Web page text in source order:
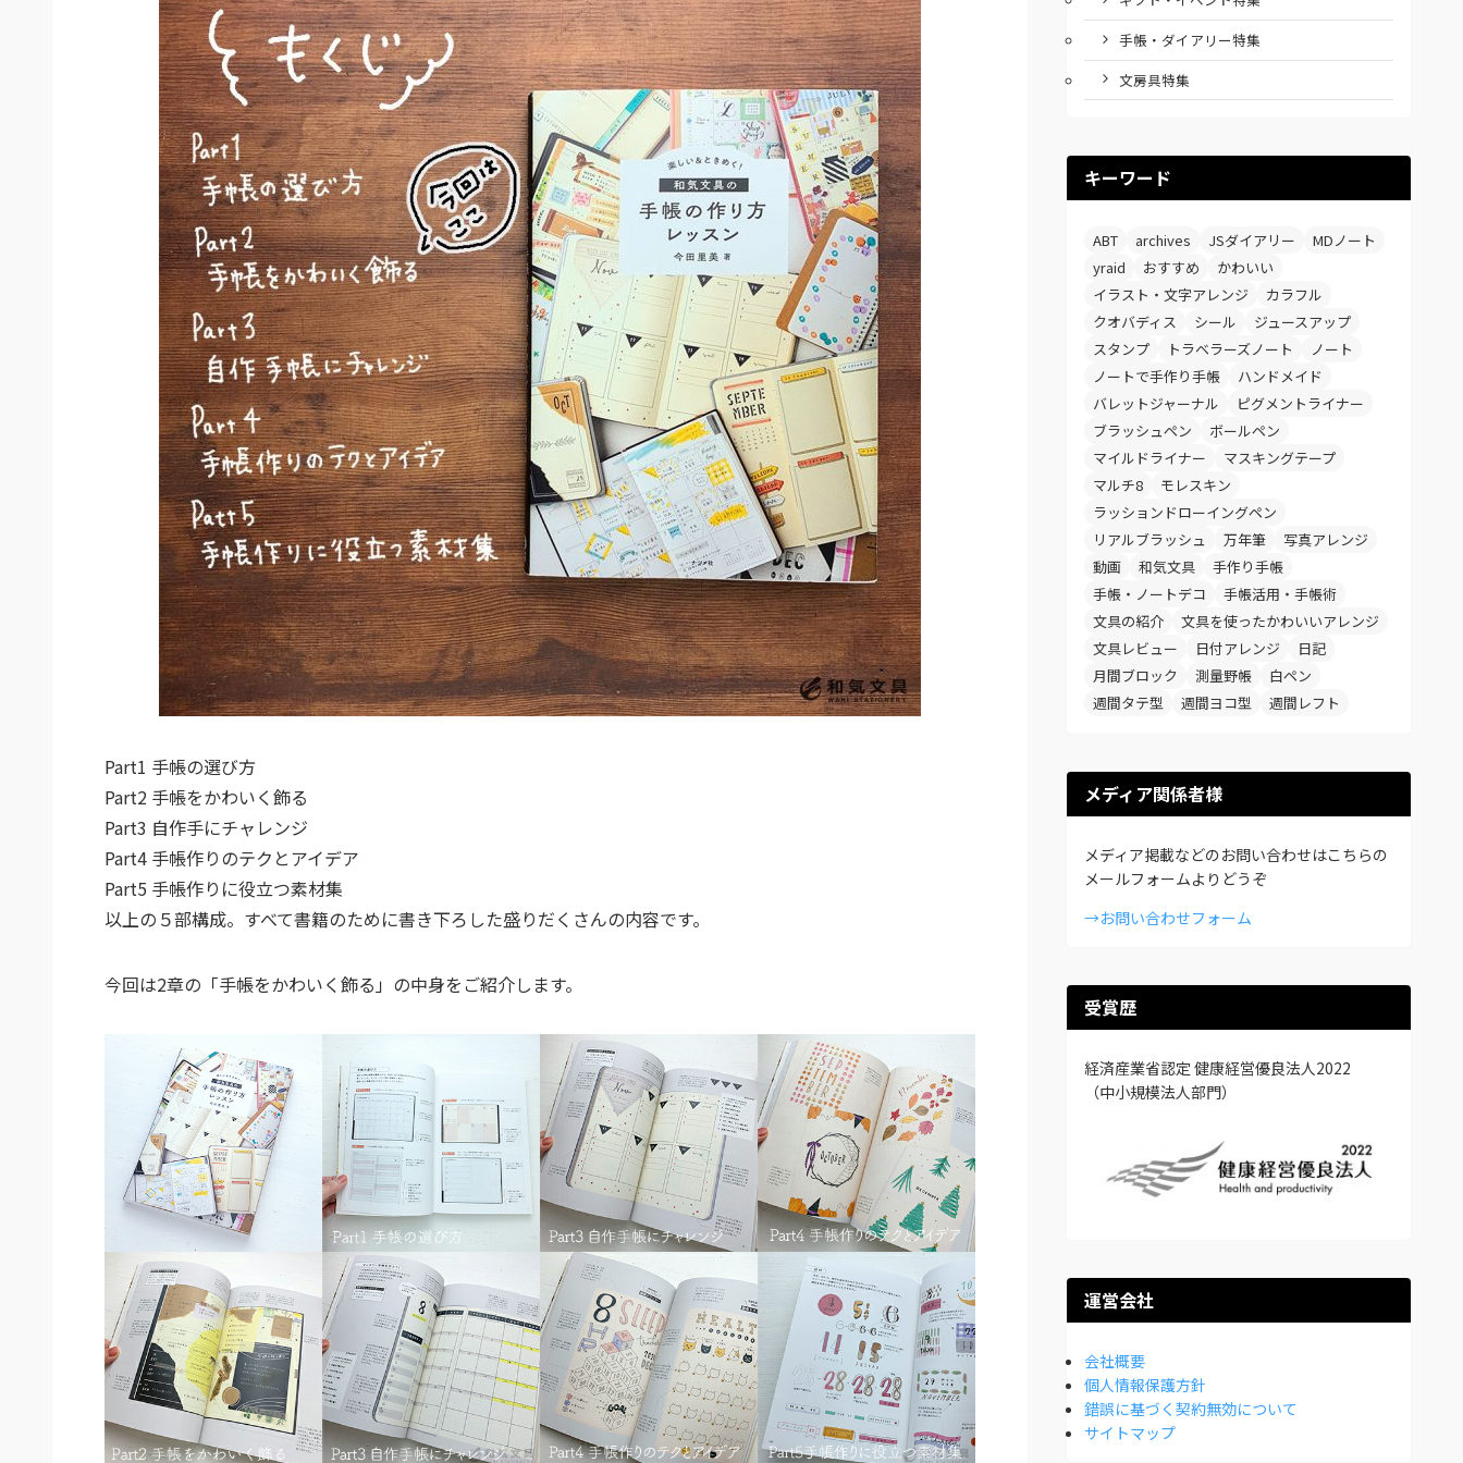
Part1 手帳の選び方
Part2 手帳をかわいく飾る
Part3 自作手にチャレンジ
Part4 手帳作りのテクとアイデア
Part5 手帳作りに役立つ素材集
以上の５部構成。すべて書籍のために書き下ろした盛りだくさんの内容です。
今回は2章の「手帳をかわいく飾る」の中身をご紹介します。
手帳・ダイアリー特集
文房具特集
キーワード
ABT archives JSダイアリー
MDノート
yraid
おすすめ
かわいい
イラスト・文字アレンジ
カラフル
クオバディス
シール
ジュースアップ
スタンプ
トラベラーズノート
ノート
ノートで手作り手帳
ハンドメイド
バレットジャーナル
ピグメントライナー
ブラッシュペン
ボールペン
マイルドライナー
マスキングテープ
マルチ8
モレスキン
ラッションドローイングペン
リアルブラッシュ
万年筆
写真アレンジ
動画
和気文具
手作り手帳
手帳・ノートデコ
手帳活用・手帳術
文具の紹介
文具を使ったかわいいアレンジ
文具レビュー
日付アレンジ
日記
月間ブロック
測量野帳
白ペン
週間タテ型
週間ヨコ型 週間レフト
メディア関係者様
メディア掲載などのお問い合わせはこちらの
メールフォームよりどうぞ
→お問い合わせフォーム
受賞歴
経済産業省認定 健康経営優良法人2022
（中小規模法人部門）
運営会社
会社概要
個人情報保護方針
錯誤に基づく契約無効について
サイトマップ